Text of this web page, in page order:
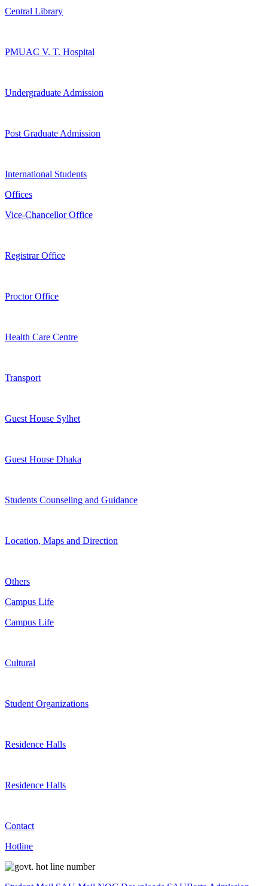
Central Library
PMUAC V. T. Hospital
Undergraduate Admission
Post Graduate Admission
International Students
Offices
Vice-Chancellor Office
Registrar Office
Proctor Office
Health Care Centre
Transport
Guest House Sylhet
Guest House Dhaka
Students Counseling and Guidance
Location, Maps and Direction
Others
Campus Life
Campus Life
Cultural
Student Organizations
Residence Halls
Residence Halls
Contact
Hotline